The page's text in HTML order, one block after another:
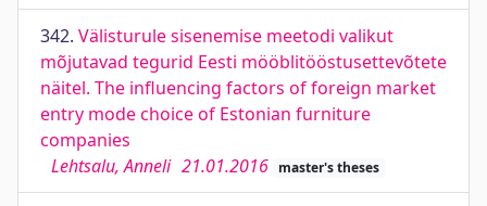
342. Välisturule sisenemise meetodi valikut
mõjutavad tegurid Eesti mööblitööstusettevõtete
näitel. The influencing factors of foreign market
entry mode choice of Estonian furniture
companies
Lehtsalu, Anneli 21.01.2016 master's theses